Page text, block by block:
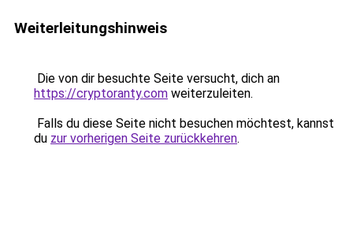
Weiterleitungshinweis
Die von dir besuchte Seite versucht, dich an
https://cryptoranty.com weiterzuleiten.
Falls du diese Seite nicht besuchen möchtest, kannst
du zur vorherigen Seite zurückkehren.